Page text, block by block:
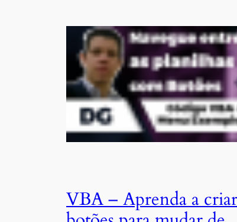
VBA – Aprenda a criar